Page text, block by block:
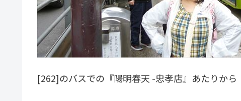
[262]のバスでの『陽明春天 -忠孝店』あたりから